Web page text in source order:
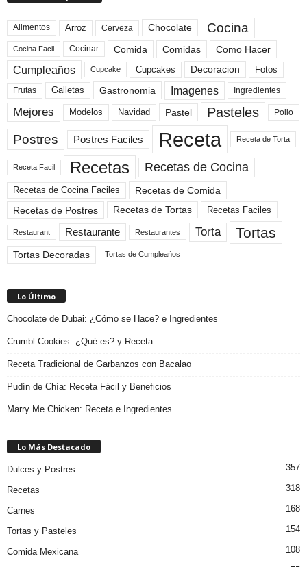
Alimentos Arroz Cerveza Chocolate Cocina
Cocina Facil Cocinar Comida Comidas Como Hacer
Cumpleaños Cupcake Cupcakes Decoracion Fotos
Frutas Galletas Gastronomia Imagenes Ingredientes
Mejores Modelos Navidad Pastel Pasteles Pollo
Postres Postres Faciles Receta Receta de Torta
Receta Facil Recetas Recetas de Cocina
Recetas de Cocina Faciles
Recetas de Comida
Recetas de Postres
Recetas de Tortas Recetas Faciles
Restaurant Restaurante Restaurantes Torta Tortas
Tortas Decoradas Tortas de Cumpleaños
Lo Último
Chocolate de Dubai: ¿Cómo se Hace? e Ingredientes
Crumbl Cookies: ¿Qué es? y Receta
Receta Tradicional de Garbanzos con Bacalao
Pudín de Chía: Receta Fácil y Beneficios
Marry Me Chicken: Receta e Ingredientes
Lo Más Destacado
Dulces y Postres 357
Recetas 318
Carnes 168
Tortas y Pasteles 154
Comida Mexicana 108